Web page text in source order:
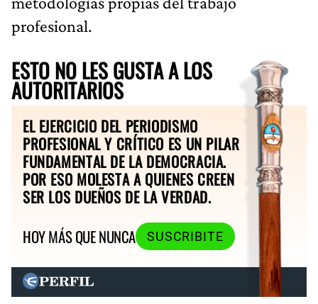
profesional.
ESTO NO LES GUSTA A LOS
AUTORITARIOS
EL EJERCICIO DEL PERIODISMO
PROFESIONAL Y CRÍTICO ES UN PILAR
FUNDAMENTAL DE LA DEMOCRACIA.
POR ESO MOLESTA A QUIENES CREEN
SER LOS DUEÑOS DE LA VERDAD.
HOY MÁS QUE NUNCA
SUSCRIBITE